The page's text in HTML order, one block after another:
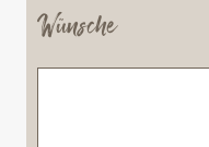
Wünsche